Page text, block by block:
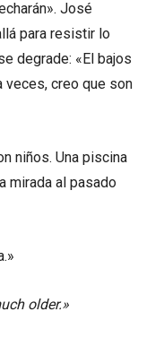
José
para resistir lo
degrade: «El bajos
veces, creo que son
niños. Una piscina
mirada al pasado
older.»